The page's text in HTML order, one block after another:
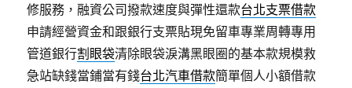
修服務，融資公司撥款速度與彈性還款台北支票借款
申請經營資金和跟銀行支票貼現免留車專業周轉專用
管道銀行割眼袋清除眼袋淚溝黑眼圈的基本款規模救
急站缺錢當鋪當有錢台北汽車借款簡單個人小額借款